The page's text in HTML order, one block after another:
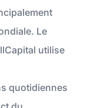
Le
utilise
quotidiennes